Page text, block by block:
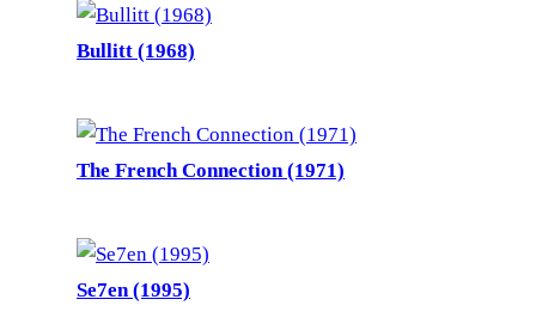
Bullitt (1968)
The French Connection (1971)
Se7en (1995)